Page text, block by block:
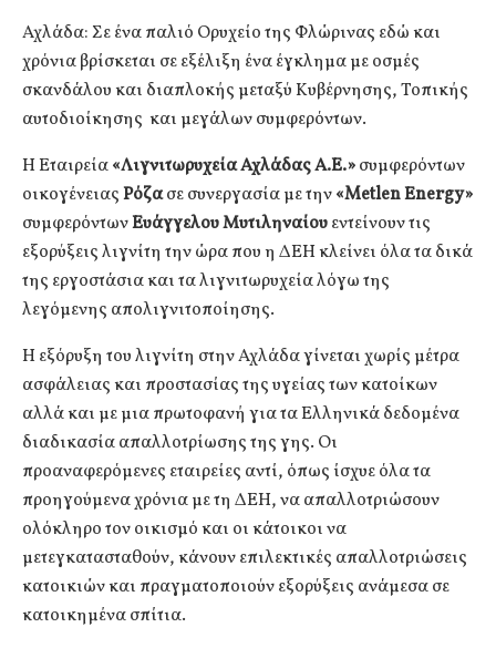
Αχλάδα: Σε ένα παλιό Ορυχείο της Φλώρινας εδώ και
χρόνια βρίσκεται σε εξέλιξη ένα έγκλημα με οσμές
σκανδάλου και διαπλοκής μεταξύ Κυβέρνησης, Τοπικής
αυτοδιοίκησης και μεγάλων συμφερόντων.
Η Εταιρεία«Λιγνιτωρυχεία Αχλάδας Α.Ε.»συμφερόντων
οικογένειαςΡόζασε συνεργασία με την«Metlen Εnergy»
συμφερόντωνΕυάγγελου Μυτιληναίουεντείνουν τις
εξορύξεις λιγνίτη την ώρα που η ΔΕΗ κλείνει όλα τα δικά
της εργοστάσια και τα λιγνιτωρυχεία λόγω της
λεγόμενης απολιγνιτοποίησης.
Η εξόρυξη του λιγνίτη στην Αχλάδα γίνεται χωρίς μέτρα
ασφάλειας και προστασίας της υγείας των κατοίκων
αλλά και με μια πρωτοφανή για τα Ελληνικά δεδομένα
διαδικασία απαλλοτρίωσης της γης. Οι
προαναφερόμενες εταιρείες αντί, όπως ίσχυε όλα τα
προηγούμενα χρόνια με τη ΔΕΗ, να απαλλοτριώσουν
ολόκληρο τον οικισμό και οι κάτοικοι να
μετεγκατασταθούν, κάνουν επιλεκτικές απαλλοτριώσεις
κατοικιών και πραγματοποιούν εξορύξεις ανάμεσα σε
κατοικημένα σπίτια.